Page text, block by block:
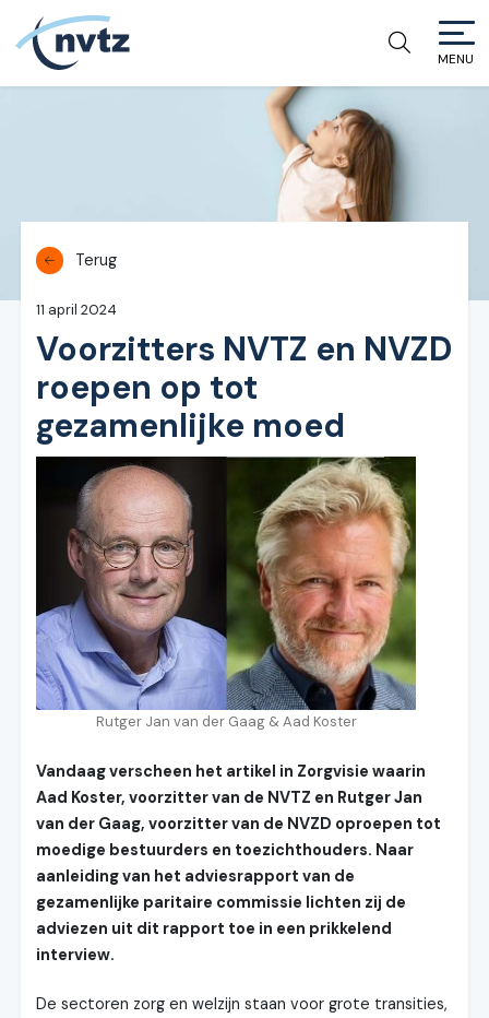
NVTZ
MENU
Terug
11 april 2024
Voorzitters NVTZ en NVZD
roepen op tot
gezamenlijke moed
Rutger Jan van der Gaag & Aad Koster
Vandaag verscheen het artikel in Zorgvisie waarin
Aad Koster, voorzitter van de NVTZ en Rutger Jan
van der Gaag, voorzitter van de NVZD oproepen tot
moedige bestuurders en toezichthouders. Naar
aanleiding van het adviesrapport van de
gezamenlijke paritaire commissie lichten zij de
adviezen uit dit rapport toe in een prikkelend
interview.
De sectoren zorg en welzijn staan voor grote transities,